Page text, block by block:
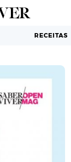
RECEITAS
Praia 2019 da Triumph